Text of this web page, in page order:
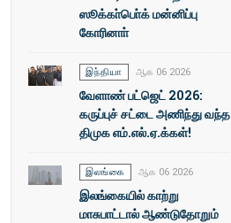
ஸூக்கா்பொ்க் மன்னிப்பு
கோரினாா்
இந்தியா ஆக 06 2026
வேளாண் பட்ஜெட் 2026:
கருப்புச் சட்டை அணிந்து வந்த
திமுக எம்.எல்.ஏ.க்கள்!
இலங்கை ஆக 06 2026
இலங்கையில் காற்று
மாசுபாட்டால் ஆண்டுதோறும்